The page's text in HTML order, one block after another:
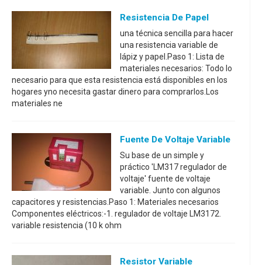
Resistencia De Papel
una técnica sencilla para hacer
una resistencia variable de
lápiz y papel.Paso 1: Lista de
materiales necesarios: Todo lo
necesario para que esta resistencia está disponibles en los
hogares yno necesita gastar dinero para comprarlos.Los
materiales ne
Fuente De Voltaje Variable
Su base de un simple y
práctico 'LM317 regulador de
voltaje' fuente de voltaje
variable. Junto con algunos
capacitores y resistencias.Paso 1: Materiales necesarios
Componentes eléctricos:-1. regulador de voltaje LM3172.
variable resistencia (10 k ohm
Resistor Variable